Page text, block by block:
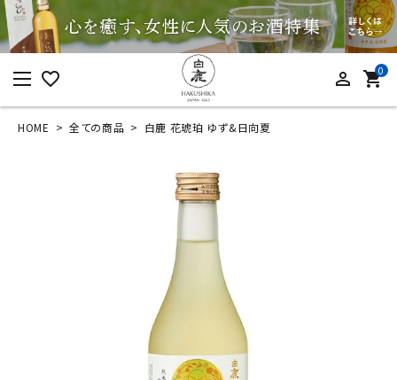
favorite_border person_outline 0
shopping_cart
ログイン 新規会員登録
HOME 全ての商品 白鹿 花琥珀 ゆず&日向夏